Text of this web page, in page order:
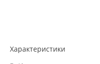
Характеристики